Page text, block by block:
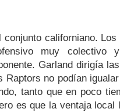
conjunto californiano.
muy colectivo
Garland dirigía
Raptors no podían
tanto que en poco
es que la ventaja